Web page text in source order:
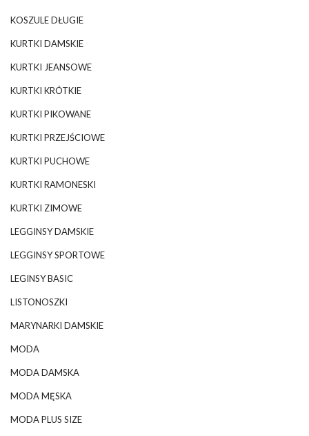
KOSZULE DŁUGIE
KURTKI DAMSKIE
KURTKI JEANSOWE
KURTKI KRÓTKIE
KURTKI PIKOWANE
KURTKI PRZEJŚCIOWE
KURTKI PUCHOWE
KURTKI RAMONESKI
KURTKI ZIMOWE
LEGGINSY DAMSKIE
LEGGINSY SPORTOWE
LEGINSY BASIC
LISTONOSZKI
MARYNARKI DAMSKIE
MODA
MODA DAMSKA
MODA MĘSKA
MODA PLUS SIZE